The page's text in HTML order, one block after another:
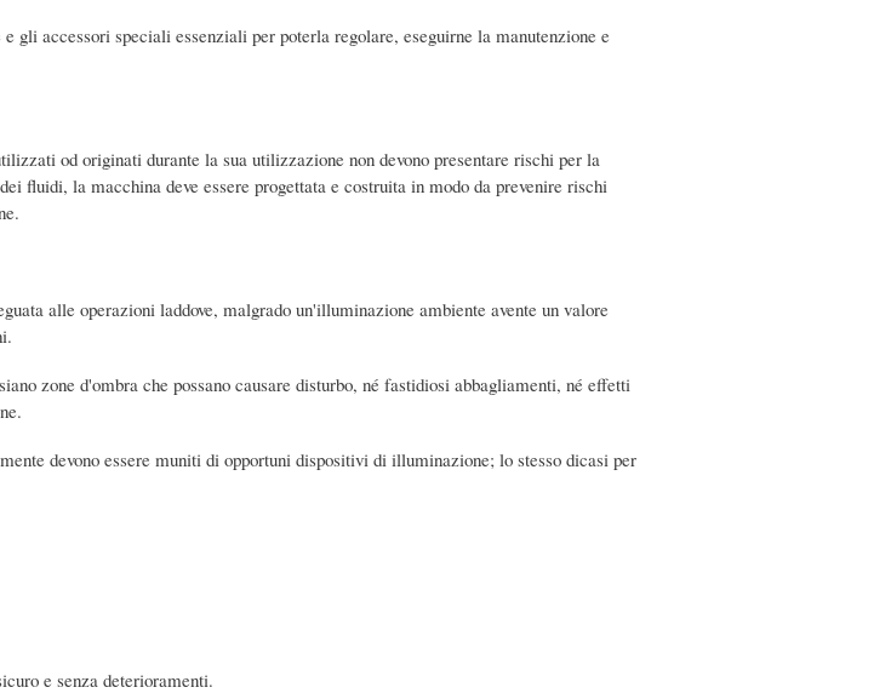
gli accessori speciali essenziali per poterla regolare, eseguirne la manutenzione e
od originati durante la sua utilizzazione non devono presentare rischi per la
fluidi, la macchina deve essere progettata e costruita in modo da prevenire rischi
alle operazioni laddove, malgrado un'illuminazione ambiente avente un valore
zone d'ombra che possano causare disturbo, né fastidiosi abbagliamenti, né effetti
devono essere muniti di opportuni dispositivi di illuminazione; lo stesso dicasi per
e senza deterioramenti.